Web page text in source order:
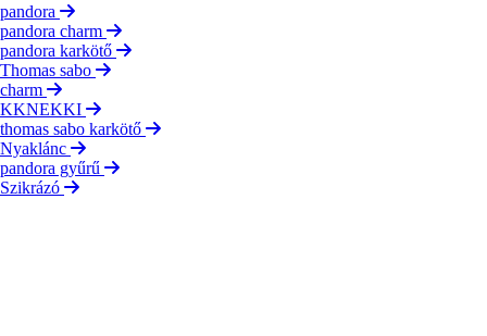
pandora
pandora charm
pandora karkötő
Thomas sabo
charm
KKNEKKI
thomas sabo karkötő
Nyaklánc
pandora gyűrű
Szikrázó